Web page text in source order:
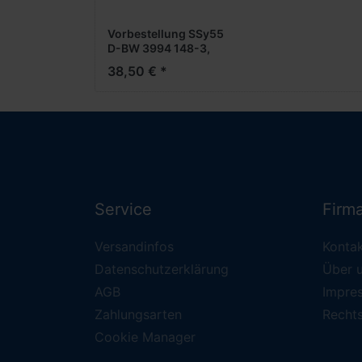
Vorbestellung SSy55
D-BW 3994 148-3,
Schwerlastwagen-
38,50 € *
Service
Versandinfos
Datenschutzerklärung
AGB
Zahlungsarten
Cookie Manager
Über